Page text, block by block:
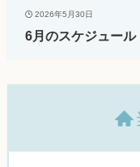
2026年5月30日
6月のスケジュール